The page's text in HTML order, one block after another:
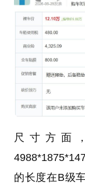
尺寸方面
的长度在B级